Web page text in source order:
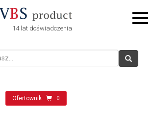
14 lat doświadczenia
Ofertownik 0